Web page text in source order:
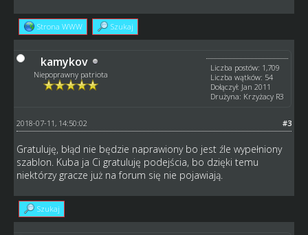
Strona WWW Szukaj
kamykov
Niepoprawny patriota
Liczba postów: 1,709
Liczba wątków: 54
Dołączył: Jan 2011
Drużyna: Krzyżacy R3
#3
2018-07-11, 14:50:02
Gratuluję, błąd nie będzie naprawiony bo jest źle wypełniony
szablon. Kuba ja Ci gratuluję podejścia, bo dzięki temu
niektórzy gracze już na forum się nie pojawiają.
Szukaj